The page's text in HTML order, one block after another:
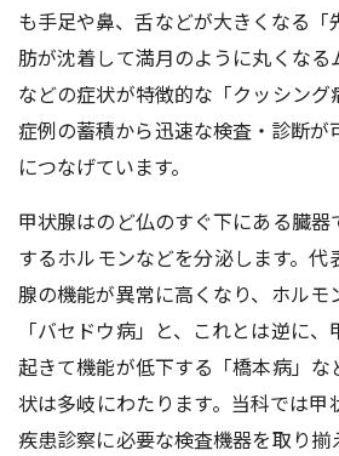
も手足や鼻、舌などが大きくなる
肪が沈着して満月のように丸くな
などの症状が特徴的な「クッシング
症例の蓄積から迅速な検査・診断
につなげています。
甲状腺はのど仏のすぐ下にある臓器
するホルモンなどを分泌します。
腺の機能が異常に高くなり、ホルモ
「バセドウ病」と、これとは逆に
起きて機能が低下する「橋本病」
状は多岐にわたります。当科では甲
疾患診察に必要な検査機器を取り揃